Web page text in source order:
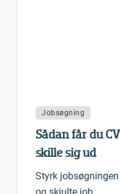
Jobsøgning
Sådan får du
skille sig ud
Styrk